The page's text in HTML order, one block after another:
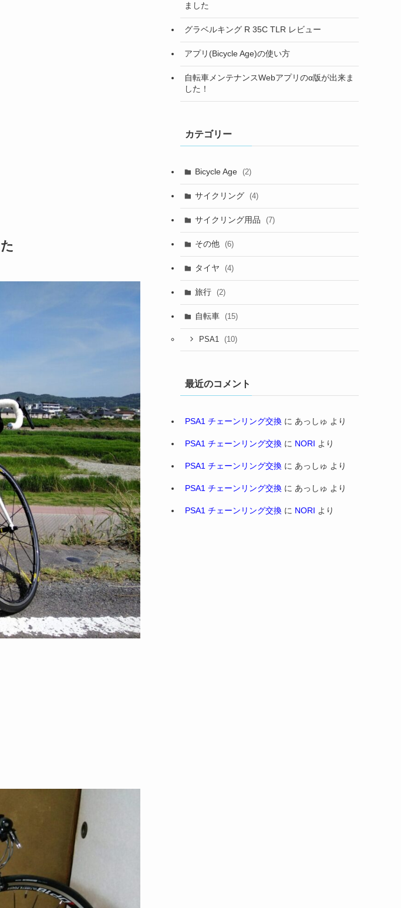
ました
グラベルキング R 35C TLR レビュー
アプリ(Bicycle Age)の使い方
自転車メンテナンスWebアプリのα版が出来ま
した！
カテゴリー
Bicycle Age (2)
サイクリング (4)
サイクリング用品 (7)
その他 (6)
タイヤ (4)
旅行 (2)
自転車 (15)
PSA1 (10)
最近のコメント
PSA1 チェーンリング交換 に あっしゅ より
PSA1 チェーンリング交換 に NORI より
PSA1 チェーンリング交換 に あっしゅ より
PSA1 チェーンリング交換 に あっしゅ より
PSA1 チェーンリング交換 に NORI より